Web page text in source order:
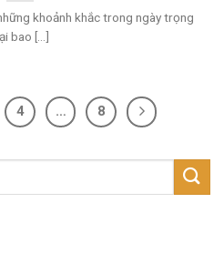
khoảnh khắc trong ngày trọng
bao [...]
4 … 8